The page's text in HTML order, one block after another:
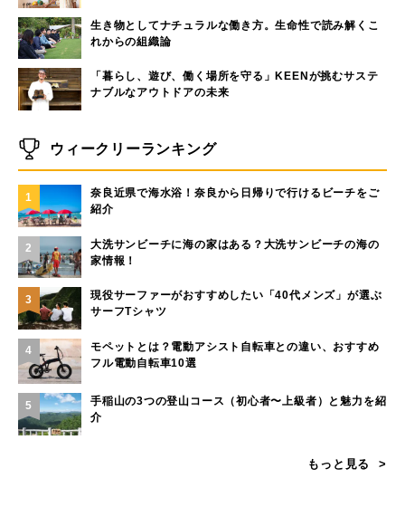
生き物としてナチュラルな働き方。生命性で読み解くこ
れからの組織論
「暮らし、遊び、働く場所を守る」KEENが挑むサステ
ナブルなアウトドアの未来
ウィークリーランキング
1
奈良近県で海水浴！奈良から日帰りで行けるビーチをご
紹介
2
大洗サンビーチに海の家はある？大洗サンビーチの海の
家情報！
3
現役サーファーがおすすめしたい「40代メンズ」が選ぶ
サーフTシャツ
4
モペットとは？電動アシスト自転車との違い、おすすめ
フル電動自転車10選
5
手稲山の3つの登山コース（初心者〜上級者）と魅力を紹
介
もっと見る